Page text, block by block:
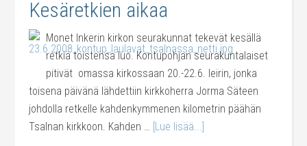
Kesäretkien aikaa
Monet Inkerin kirkon seurakunnat tekevät kesällä
retkiä toistensa luo. Kontupohjan seurakuntalaiset
pitivät omassa kirkossaan 20.-22.6. leirin, jonka
toisena päivänä lähdettiin kirkkoherra Jorma Säteen
johdolla retkelle kahdenkymmenen kilometrin päähän
Tsalnan kirkkoon. Kahden … [Lue lisää...]